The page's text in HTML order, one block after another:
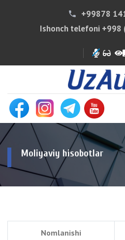
phone
+99878
Ishonch telefoni +998
Moliyaviy hisobotlar
Nomlanishi